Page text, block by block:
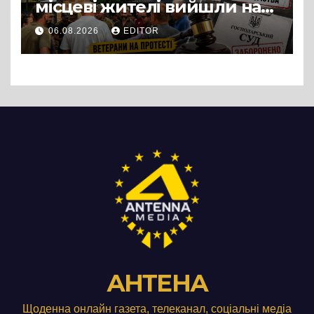
місцеві жителі вийшли на
протест до стін
підприємства ТОВ «Омега
Три», що займається
06.08.2026 EDITOR
АНТЕНА
Щоденна онлайн газета, телеканал, соціальні медіа